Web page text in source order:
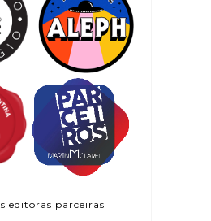
editoras parceiras